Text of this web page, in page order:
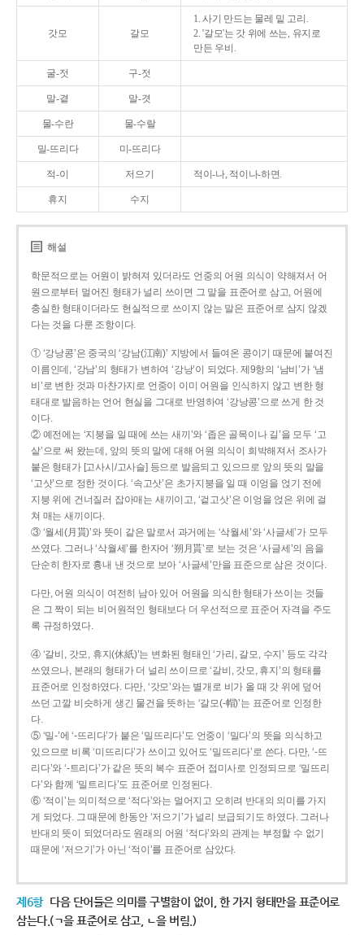
갓모 갈모
1. 사기 만드는 물레 밑 고리.
2. '갈모'는 갓 위에 쓰는, 유지로
만든 우비.
굴-젓 구-젓
말-곁 말-겻
물-수란 물-수랄
밀-뜨리다 미-뜨리다
적-이 저으기 적이-나, 적이나-하면.
휴지 수지
해설
학문적으로는 어원이 밝혀져 있더라도 언중의 어원 의식이 약해져서 어
원으로부터 멀어진 형태가 널리 쓰이면 그 말을 표준어로 삼고, 어원에
충실한 형태이더라도 현실적으로 쓰이지 않는 말은 표준어로 삼지 않겠
다는 것을 다룬 조항이다.
① ‘강낭콩’은 중국의 ‘강남(江南)’ 지방에서 들여온 콩이기 때문에 붙여진
이름인데, ‘강남’의 형태가 변하여 ‘강낭’이 되었다. 제9항의 ‘남비’가 ‘냄
비’로 변한 것과 마찬가지로 언중이 이미 어원을 인식하지 않고 변한 형
태대로 발음하는 언어 현실을 그대로 반영하여 ‘강낭콩’으로 쓰게 한 것
이다.
② 예전에는 ‘지붕을 일 때에 쓰는 새끼’와 ‘좁은 골목이나 길’을 모두 ‘고
샅’으로 써 왔는데, 앞의 뜻의 말에 대해 어원 의식이 희박해져서 조사가
붙은 형태가 [고사시/고사슬] 등으로 발음되고 있으므로 앞의 뜻의 말을
‘고삿’으로 정한 것이다. ‘속고삿’은 초가지붕을 일 때 이엉을 얹기 전에
지붕 위에 건너질러 잡아매는 새끼이고, ‘겉고삿’은 이엉을 얹은 위에 걸
쳐 매는 새끼이다.
③ ‘월세(月貰)’와 뜻이 같은 말로서 과거에는 ‘삭월세’와 ‘사글세’가 모두
쓰였다. 그러나 ‘삭월세’를 한자어 ‘朔月貰’로 보는 것은 ‘사글세’의 음을
단순히 한자로 흉내 낸 것으로 보아 ‘사글세’만을 표준으로 삼은 것이다.
다만, 어원 의식이 여전히 남아 있어 어원을 의식한 형태가 쓰이는 것들
은 그 짝이 되는 비어원적인 형태보다 더 우선적으로 표준어 자격을 주도
록 규정하였다.
④ ‘갈비, 갓모, 휴지(休紙)’는 변화된 형태인 ‘가리, 갈모, 수지’ 등도 각각
쓰였으나, 본래의 형태가 더 널리 쓰이므로 ‘갈비, 갓모, 휴지’의 형태를
표준어로 인정하였다. 다만, ‘갓모’와는 별개로 비가 올 때 갓 위에 덮어
쓰던 고깔 비슷하게 생긴 물건을 뜻하는 ‘갈모(-帽)’는 표준어로 인정한
다.
⑤ ‘밀-’에 ‘-뜨리다’가 붙은 ‘밀뜨리다’도 언중이 ‘밀다’의 뜻을 의식하고
있으므로 비록 ‘미뜨리다’가 쓰이고 있어도 ‘밀뜨리다’로 쓴다. 다만, ‘-뜨
리다’와 ‘-트리다’가 같은 뜻의 복수 표준어 접미사로 인정되므로 ‘밀뜨리
다’와 함께 ‘밀트리다’도 표준어로 인정된다.
⑥ ‘적이’는 의미적으로 ‘적다’와는 멀어지고 오히려 반대의 의미를 가지
게 되었다. 그 때문에 한동안 ‘저으기’가 널리 보급되기도 하였다. 그러나
반대의 뜻이 되었더라도 원래의 어원 ‘적다’와의 관계는 부정할 수 없기
때문에 ‘저으기’가 아닌 ‘적이’를 표준어로 삼았다.
제6항 다음 단어들은 의미를 구별함이 없이, 한 가지 형태만을 표준어로
삼는다.(ㄱ을 표준어로 삼고, ㄴ을 버림.)